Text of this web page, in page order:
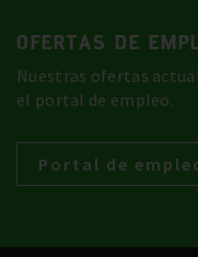
OFERTAS DE
Nuestras ofertas
el portal de empleo.
Portal de